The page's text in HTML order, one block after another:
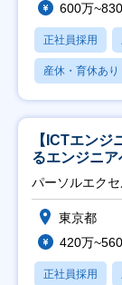
600万
正社員採用
産休・育休あり
【ICTエン
るエンジニ
パーソルエク
東京都
420万
正社員採用